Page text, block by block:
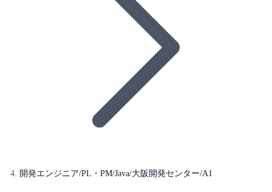
開発エンジニア/PL・PM/Java/大阪開発センター/A1